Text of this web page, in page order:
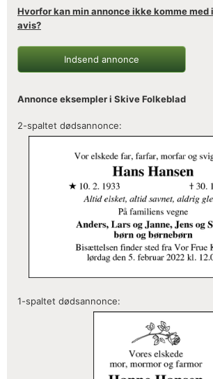
Hvorfor kan min annonce ikke komme med
avis?
Indsend annonce
Annonce eksempler i Skive Folkeblad
2-spaltet dødsannonce:
1-spaltet dødsannonce: